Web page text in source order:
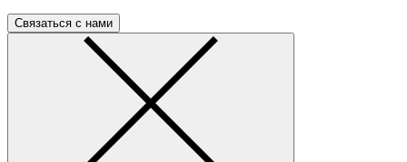
Связаться с нами